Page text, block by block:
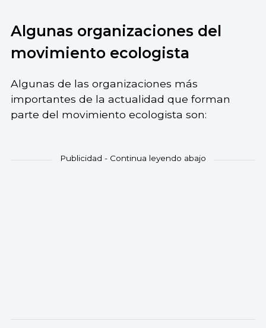
Algunas organizaciones del
movimiento ecologista
Algunas de las organizaciones más
importantes de la actualidad que forman
parte del movimiento ecologista son: